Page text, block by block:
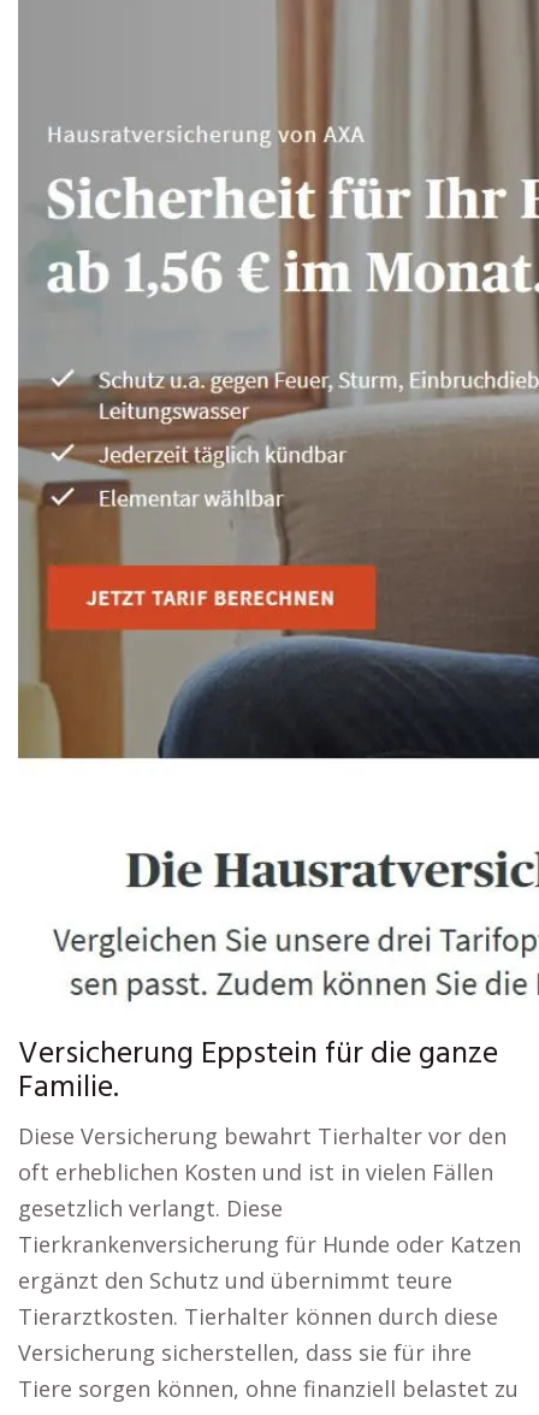
Versicherung Eppstein für die ganze
Familie.
Diese Versicherung bewahrt Tierhalter vor den
oft erheblichen Kosten und ist in vielen Fällen
gesetzlich verlangt. Diese
Tierkrankenversicherung für Hunde oder Katzen
ergänzt den Schutz und übernimmt teure
Tierarztkosten. Tierhalter können durch diese
Versicherung sicherstellen, dass sie für ihre
Tiere sorgen können, ohne finanziell belastet zu